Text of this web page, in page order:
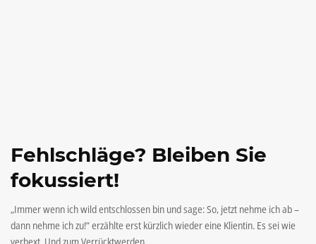
Fehlschläge? Bleiben Sie
fokussiert!
„Immer wenn ich wild entschlossen bin und sage: So, jetzt nehme ich ab –
dann nehme ich zu!“ erzählte erst kürzlich wieder eine Klientin. Es sei wie
verhext. Und zum Verrücktwerden.